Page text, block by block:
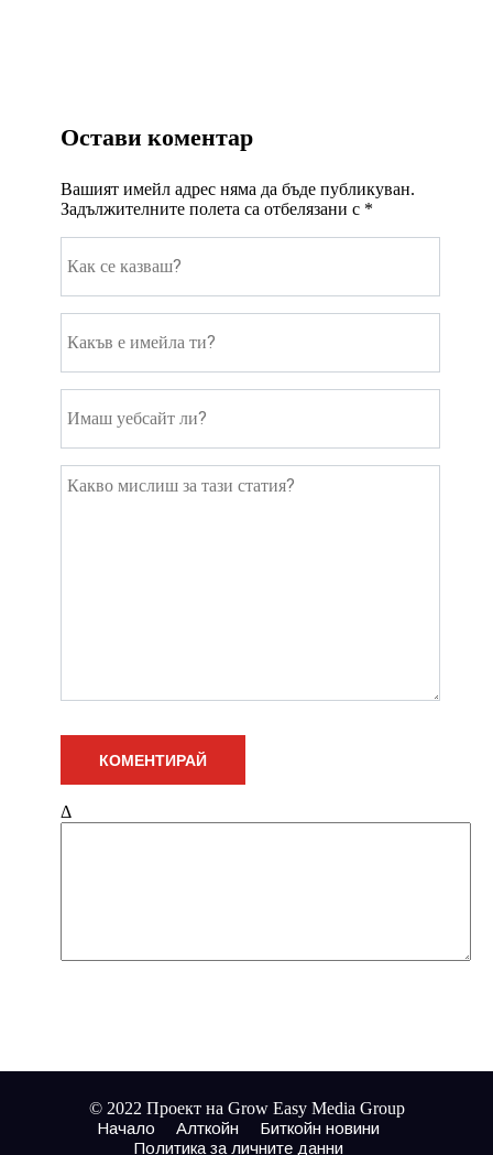
Остави коментар
Вашият имейл адрес няма да бъде публикуван.
Задължителните полета са отбелязани с *
Δ
© 2022 Проект на Grow Easy Media Group
Начало
Алткойн
Биткойн новини
Политика за личните данни